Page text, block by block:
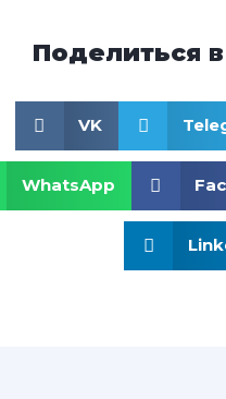
Поделиться
VK
WhatsApp